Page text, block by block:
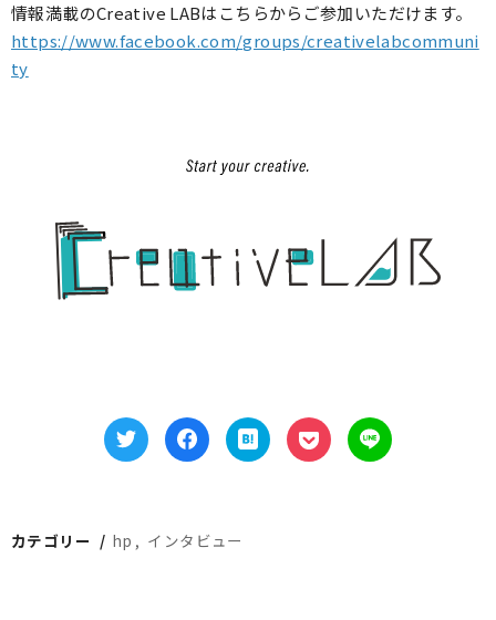
情報満載のCreative LABはこちらからご参加いただけます。
https://www.facebook.com/groups/creativelabcommuni
ty
カテゴリー hp インタビュー